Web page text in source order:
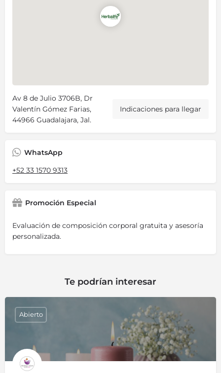
Av 8 de Julio 3706B, Dr
Valentín Gómez Farias,
44966 Guadalajara, Jal.
Indicaciones para llegar
WhatsApp
+52 33 1570 9313
Promoción Especial
Evaluación de composición corporal gratuita y asesoría
personalizada.
Te podrían interesar
Abierto